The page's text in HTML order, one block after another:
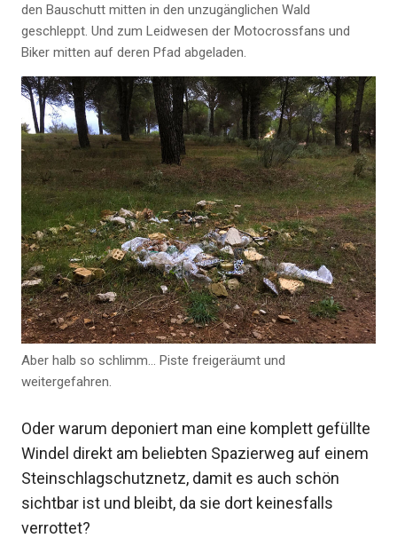
den Bauschutt mitten in den unzugänglichen Wald
geschleppt. Und zum Leidwesen der Motocrossfans und
Biker mitten auf deren Pfad abgeladen.
Aber halb so schlimm… Piste freigeräumt und
weitergefahren.
Oder warum deponiert man eine komplett gefüllte
Windel direkt am beliebten Spazierweg auf einem
Steinschlagschutznetz, damit es auch schön
sichtbar ist und bleibt, da sie dort keinesfalls
verrottet?